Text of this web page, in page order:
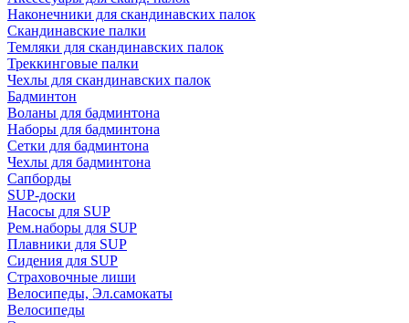
Наконечники для скандинавских палок
Скандинавские палки
Темляки для скандинавских палок
Треккинговые палки
Чехлы для скандинавских палок
Бадминтон
Воланы для бадминтона
Наборы для бадминтона
Сетки для бадминтона
Чехлы для бадминтона
Сапборды
SUP-доски
Насосы для SUP
Рем.наборы для SUP
Плавники для SUP
Сидения для SUP
Страховочные лиши
Велосипеды, Эл.самокаты
Велосипеды